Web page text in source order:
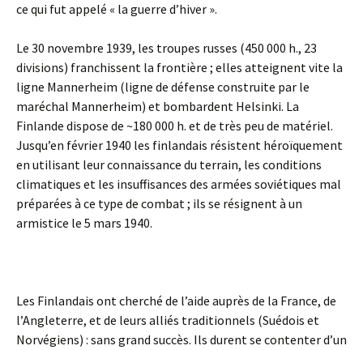
ce qui fut appelé « la guerre d’hiver ».
Le 30 novembre 1939, les troupes russes (450 000 h., 23
divisions) franchissent la frontière ; elles atteignent vite la
ligne Mannerheim (ligne de défense construite par le
maréchal Mannerheim) et bombardent Helsinki. La
Finlande dispose de ~180 000 h. et de très peu de matériel.
Jusqu’en février 1940 les finlandais résistent héroïquement
en utilisant leur connaissance du terrain, les conditions
climatiques et les insuffisances des armées soviétiques mal
préparées à ce type de combat ; ils se résignent à un
armistice le 5 mars 1940.
Les Finlandais ont cherché de l’aide auprès de la France, de
l’Angleterre, et de leurs alliés traditionnels (Suédois et
Norvégiens) : sans grand succès. Ils durent se contenter d’un